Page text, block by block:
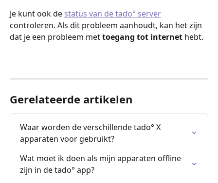
Je kunt ook de status van de tado° server
controleren. Als dit probleem aanhoudt, kan het zijn
dat je een probleem met toegang tot internet hebt.
Gerelateerde artikelen
Waar worden de verschillende tado° X
apparaten voor gebruikt?
Wat moet ik doen als mijn apparaten offline
zijn in de tado° app?